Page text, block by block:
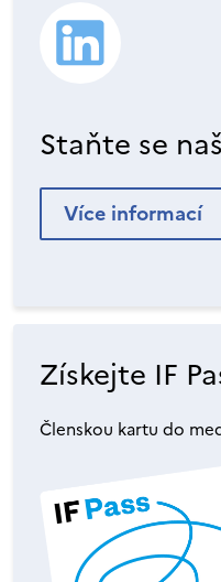
Staňte se
Více informací
Získejte IF
Členskou kartu do